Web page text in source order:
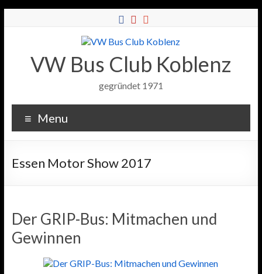
VW Bus Club Koblenz
gegründet 1971
Menu
Essen Motor Show 2017
Der GRIP-Bus: Mitmachen und
Gewinnen